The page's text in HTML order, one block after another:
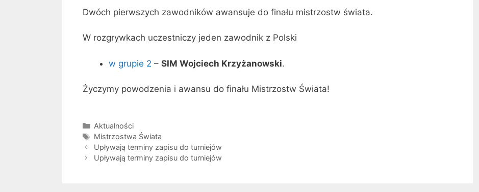
Dwóch pierwszych zawodników awansuje do finału mistrzostw świata.
W rozgrywkach uczestniczy jeden zawodnik z Polski
w grupie 2 – SIM Wojciech Krzyżanowski.
Życzymy powodzenia i awansu do finału Mistrzostw Świata!
Kategorie
Aktualności
Tagi
Mistrzostwa Świata
Upływają terminy zapisu do turniejów
Upływają terminy zapisu do turniejów